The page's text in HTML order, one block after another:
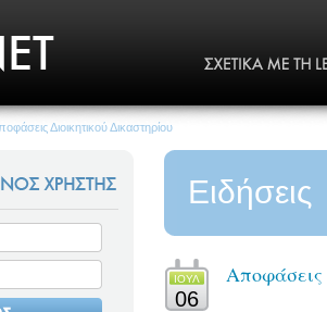
Διοικητικού Δικαστηρίου
Ειδήσεις
ΙΟΥΛ
06
Αποφάσεις